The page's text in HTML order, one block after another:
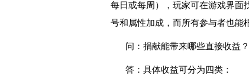
每日或每周），玩家可在游戏界面
号和属性加成，而所有参与者也能
问：捐献能带来哪些直接收益？
答：具体收益可分为四类：